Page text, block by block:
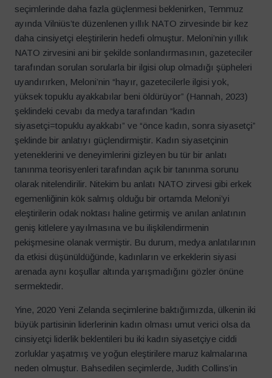
seçimlerinde daha fazla güçlenmesi beklenirken, Temmuz
ayında Vilniüs’te düzenlenen yıllık NATO zirvesinde bir kez
daha cinsiyetçi eleştirilerin hedefi olmuştur. Meloni’nin yıllık
NATO zirvesini ani bir şekilde sonlandırmasının, gazeteciler
tarafından sorulan sorularla bir ilgisi olup olmadığı şüpheleri
uyandırırken, Meloni’nin “hayır, gazetecilerle ilgisi yok,
yüksek topuklu ayakkabılar beni öldürüyor” (Hannah, 2023)
şeklindeki cevabı da medya tarafından “kadın
siyasetçi=topuklu ayakkabı” ve “önce kadın, sonra siyasetçi”
şeklinde bir anlatıyı güçlendirmiştir. Kadın siyasetçinin
yeteneklerini ve deneyimlerini gizleyen bu tür bir anlatı
tanınma teorisyenleri tarafından açık bir tanınma sorunu
olarak nitelendirilir. Nitekim bu anlatı NATO zirvesi gibi erkek
egemenliğinin kök salmış olduğu bir ortamda Meloni’yi
eleştirilerin odak noktası haline getirmiş ve anılan anlatının
geniş kitlelere yayılmasına ve bu ilişkilendirmenin
pekişmesine olanak vermiştir. Bu durum, medya anlatılarının
da etkisi düşünüldüğünde, kadınların ve erkeklerin siyasi
arenada aynı koşullar altında yarışmadığını gözler önüne
sermektedir.
Yine, 2020 Yeni Zelanda seçimlerine baktığımızda, ülkenin iki
büyük partisinin liderlerinin kadın olması umut verici olsa da
cinsiyetçi liderlik beklentileri bu iki kadın siyasetçiye ciddi
zorluklar yaşatmış ve yoğun eleştirilere maruz kalmalarına
neden olmuştur. Bahsedilen seçimlerde, Judith Collins’in
Güncellemelerden haberdar olmak için bültenimize abone
olun.
İsim *